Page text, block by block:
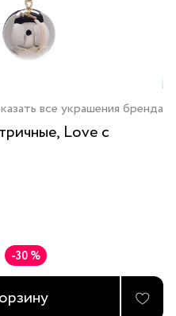
все украшения бренда
Love с
-30 %